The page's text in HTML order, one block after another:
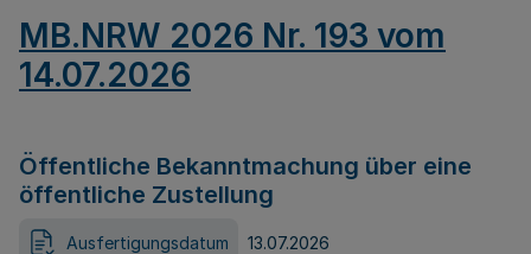
MB.NRW 2026 Nr. 193 vom
14.07.2026
Öffentliche Bekanntmachung über eine
öffentliche Zustellung
Ausfertigungsdatum 13.07.2026